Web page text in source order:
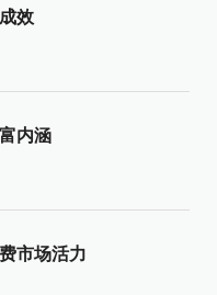
效
内涵
市场活力